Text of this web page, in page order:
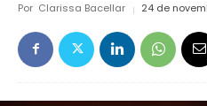
Por Clarissa Bacellar 24 de